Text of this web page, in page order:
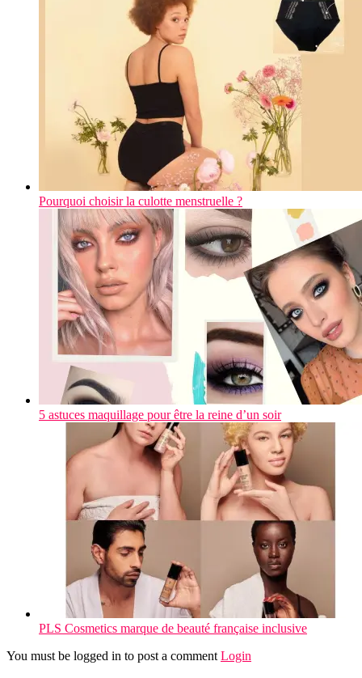
Pourquoi choisir la culotte menstruelle ?
5 astuces maquillage pour être la reine d’un soir
PLS Cosmetics marque de beauté française inclusive
You must be logged in to post a comment Login